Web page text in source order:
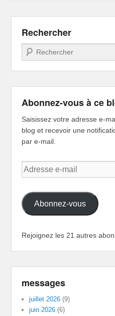
Rechercher
Recherche
Abonnez-vous à ce
Saisissez votre adresse e-
blog et recevoir une
par e-mail.
Adresse
e-
Abonnez-vous
Rejoignez les 21 autres
messages
juillet 2026 (9)
juin 2026 (6)